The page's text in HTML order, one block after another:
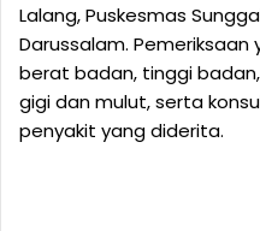
Lalang, Puskesmas
Darussalam.
berat badan, tinggi
gigi dan mulut, serta
penyakit yang diderita.